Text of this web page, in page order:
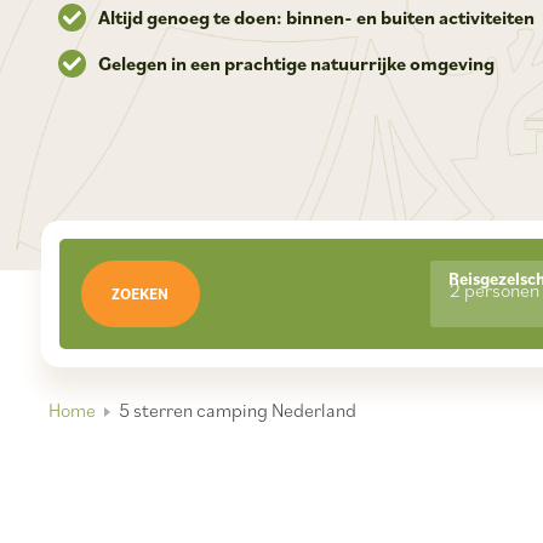
Altijd genoeg te doen: binnen- en buiten activiteiten
Gelegen in een prachtige natuurrijke omgeving
2 personen
ZOEKEN
Home 5 sterren camping Nederland